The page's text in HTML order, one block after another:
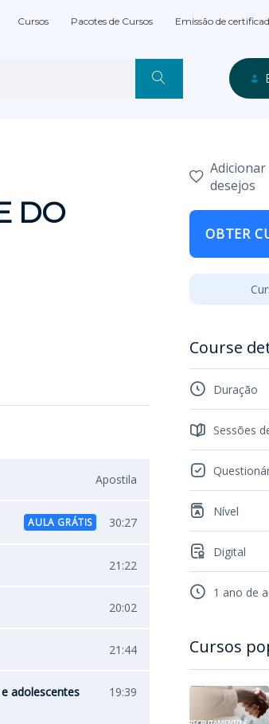
Cursos Pacotes de Cursos Emissão de
DO
Apostila
AULA GRÁTIS 30:27
21:22
20:02
21:44
adolescentes
19:39
Adicionar
desejos
OBTER
Course
Duração
Sessões
Nível
Digital
1 ano de
Cursos